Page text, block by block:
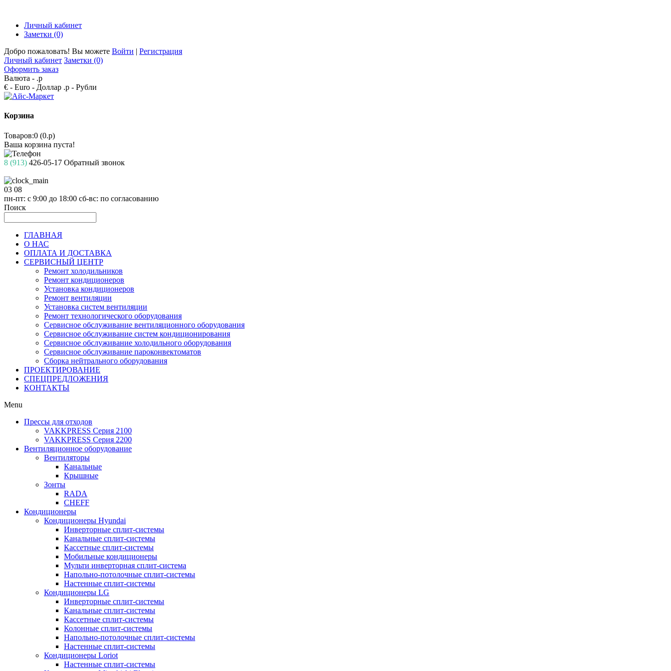
Личный кабинет
Заметки (0)
Добро пожаловать! Вы можете Войти | Регистрация
Личный кабинет Заметки (0)
Оформить заказ
Валюта - .р
€ - Euro - Доллар .р - Рубли
Корзина
Товаров:0 (0.р)
Ваша корзина пуста!
8 (913) 426-05-17 Обратный звонок
03 08
пн-пт: с 9:00 до 18:00 сб-вс: по согласованию
Поиск
ГЛАВНАЯ
О НАС
ОПЛАТА И ДОСТАВКА
СЕРВИСНЫЙ ЦЕНТР
Ремонт холодильников
Ремонт кондиционеров
Установка кондиционеров
Ремонт вентиляции
Установка систем вентиляции
Ремонт технологического оборудования
Cервисное обслуживание вентиляционного оборудования
Cервисное обслуживание систем кондиционирования
Cервисное обслуживание холодильного оборудования
Сервисное обслуживание пароконвектоматов
Сборка нейтрального оборудования
ПРОЕКТИРОВАНИЕ
СПЕЦПРЕДЛОЖЕНИЯ
КОНТАКТЫ
Menu
Прессы для отходов
VAKKPRESS Серия 2100
VAKKPRESS Серия 2200
Вентиляционное оборудование
Вентиляторы
Канальные
Крышные
Зонты
RADA
CHEFF
Кондиционеры
Кондиционеры Hyundai
Инверторные сплит-системы
Канальные сплит-системы
Кассетные сплит-системы
Мобильные кондиционеры
Мульти инверторная сплит-система
Напольно-потолочные сплит-системы
Настенные сплит-системы
Кондиционеры LG
Инверторные сплит-системы
Канальные сплит-системы
Кассетные сплит-системы
Колонные сплит-системы
Напольно-потолочные сплит-системы
Настенные сплит-системы
Кондиционеры Loriot
Настенные сплит-системы